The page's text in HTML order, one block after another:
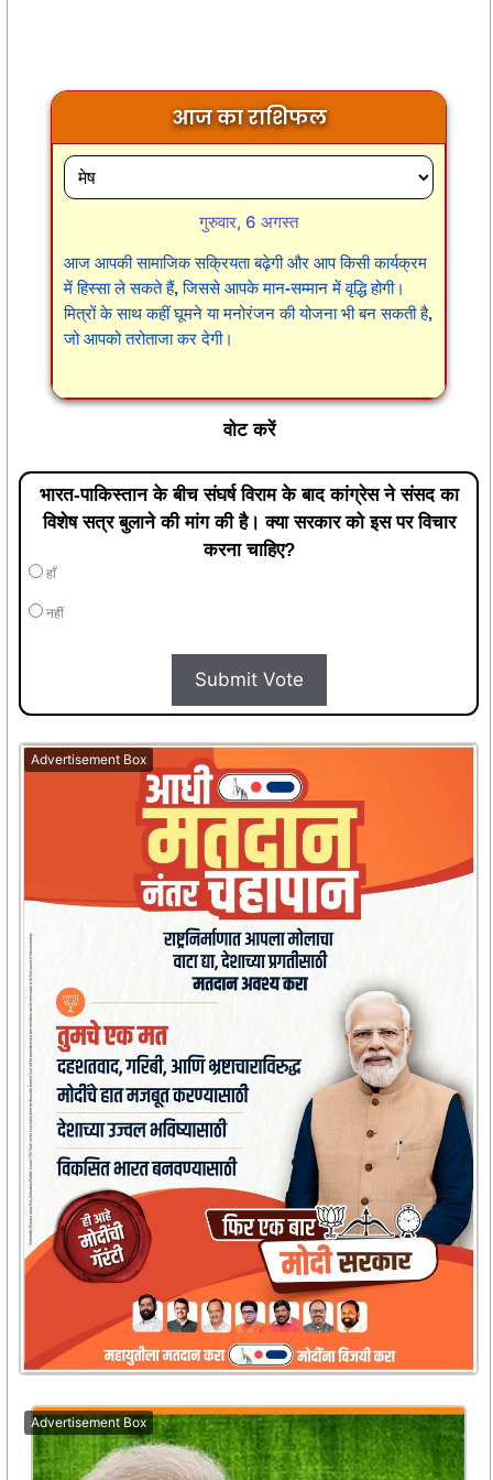
आज का राशिफल
गुरुवार, 6 अगस्त
आज आपकी सामाजिक सक्रियता बढ़ेगी और आप किसी कार्यक्रम
में हिस्सा ले सकते हैं, जिससे आपके मान-सम्मान में वृद्धि होगी।
मित्रों के साथ कहीं घूमने या मनोरंजन की योजना भी बन सकती है,
जो आपको तरोताजा कर देगी।
वोट करें
भारत-पाकिस्तान के बीच संघर्ष विराम के बाद कांग्रेस ने संसद का
विशेष सत्र बुलाने की मांग की है। क्या सरकार को इस पर विचार
करना चाहिए?
हाँ
नहीं
Submit Vote
Advertisement Box
Advertisement Box